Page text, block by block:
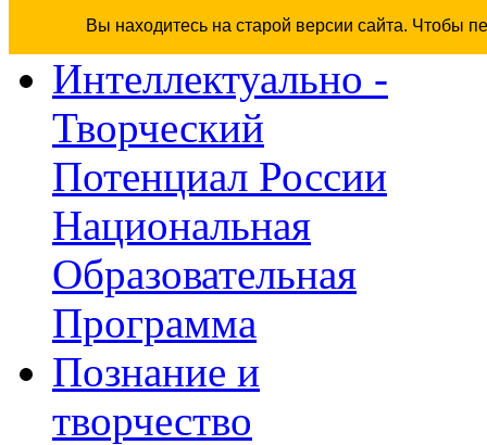
Вы находитесь на старой версии сайта. Чтобы
Интеллектуально -
Творческий
Потенциал России
Национальная
Образовательная
Программа
Познание и
творчество